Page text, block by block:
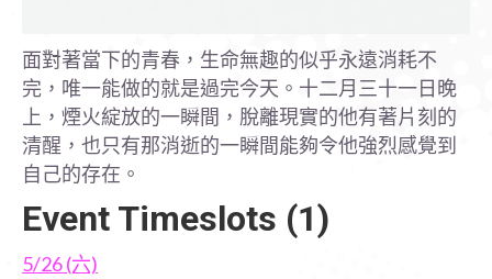
面對著當下的青春，生命無趣的似乎永遠消耗不
完，唯一能做的就是過完今天。十二月三十一日晚
上，煙火綻放的一瞬間，脫離現實的他有著片刻的
清醒，也只有那消逝的一瞬間能夠令他強烈感覺到
自己的存在。
Event Timeslots (1)
5/26 (六)